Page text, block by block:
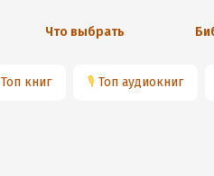
Что выбрать
Топ книг 🎙 Топ аудиокниг